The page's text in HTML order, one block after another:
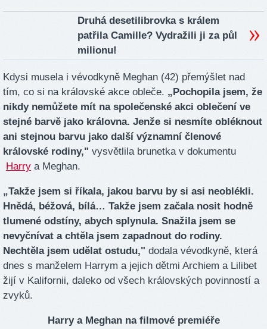
Druhá desetilibrovka s králem
patřila Camille? Vydražili ji za půl
milionu!
Kdysi musela i vévodkyně Meghan (42) přemýšlet nad
tím, co si na královské akce obleče. „Pochopila jsem, že
nikdy nemůžete mít na společenské akci oblečení ve
stejné barvě jako královna. Jenže si nesmíte obléknout
ani stejnou barvu jako další významní členové
královské rodiny," vysvětlila brunetka v dokumentu
Harry a Meghan.
„Takže jsem si říkala, jakou barvu by si asi neoblékli.
Hnědá, béžová, bílá… Takže jsem začala nosit hodně
tlumené odstíny, abych splynula. Snažila jsem se
nevyčnívat a chtěla jsem zapadnout do rodiny.
Nechtěla jsem udělat ostudu," dodala vévodkyně, která
dnes s manželem Harrym a jejich dětmi Archiem a Lilibet
žijí v Kalifornii, daleko od všech královských povinností a
zvyků.
Harry a Meghan na filmové premiéře